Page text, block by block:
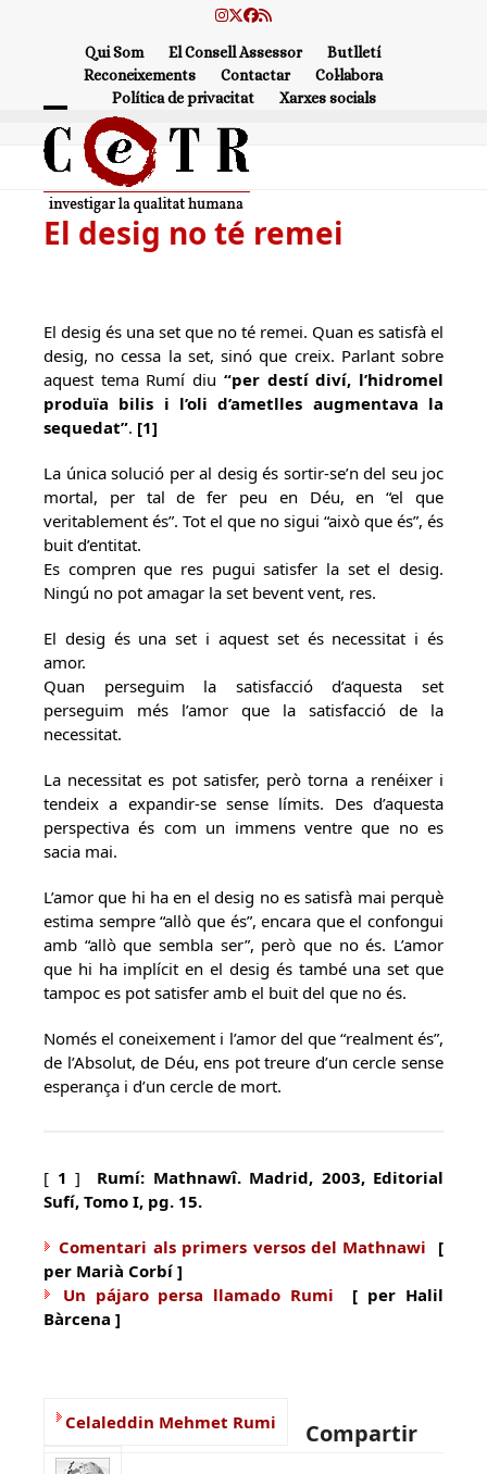
Instagram
Twitter
Facebook
RSS
Qui Som El Consell Assessor
Butlletí
Reconeixements
Contactar
Col·labora
Política de privacitat
Xarxes socials
Open
mobile
menu
Close
mobile
menu
El desig no té remei
El desig és una set que no té remei. Quan es satisfà el
desig, no cessa la set, sinó que creix. Parlant sobre
aquest tema Rumí diu “per destí diví, l’hidromel
produïa bilis i l’oli d’ametlles augmentava la
sequedat”. [1]
La única solució per al desig és sortir-se’n del seu joc
mortal, per tal de fer peu en Déu, en “el que
veritablement és”. Tot el que no sigui “això que és”, és
buit d’entitat.
Es compren que res pugui satisfer la set el desig.
Ningú no pot amagar la set bevent vent, res.
El desig és una set i aquest set és necessitat i és
amor.
Quan perseguim la satisfacció d’aquesta set
perseguim més l’amor que la satisfacció de la
necessitat.
La necessitat es pot satisfer, però torna a renéixer i
tendeix a expandir-se sense límits. Des d’aquesta
perspectiva és com un immens ventre que no es
sacia mai.
L’amor que hi ha en el desig no es satisfà mai perquè
estima sempre “allò que és”, encara que el confongui
amb “allò que sembla ser”, però que no és. L’amor
que hi ha implícit en el desig és també una set que
tampoc es pot satisfer amb el buit del que no és.
Només el coneixement i l’amor del que “realment és”,
de l’Absolut, de Déu, ens pot treure d’un cercle sense
esperança i d’un cercle de mort.
[ 1 ] Rumí: Mathnawî. Madrid, 2003, Editorial
Sufí, Tomo I, pg. 15.
Comentari als primers versos del Mathnawi [
per Marià Corbí ]
Un pájaro persa llamado Rumi [ per Halil
Bàrcena ]
Celaleddin Mehmet Rumi Compartir